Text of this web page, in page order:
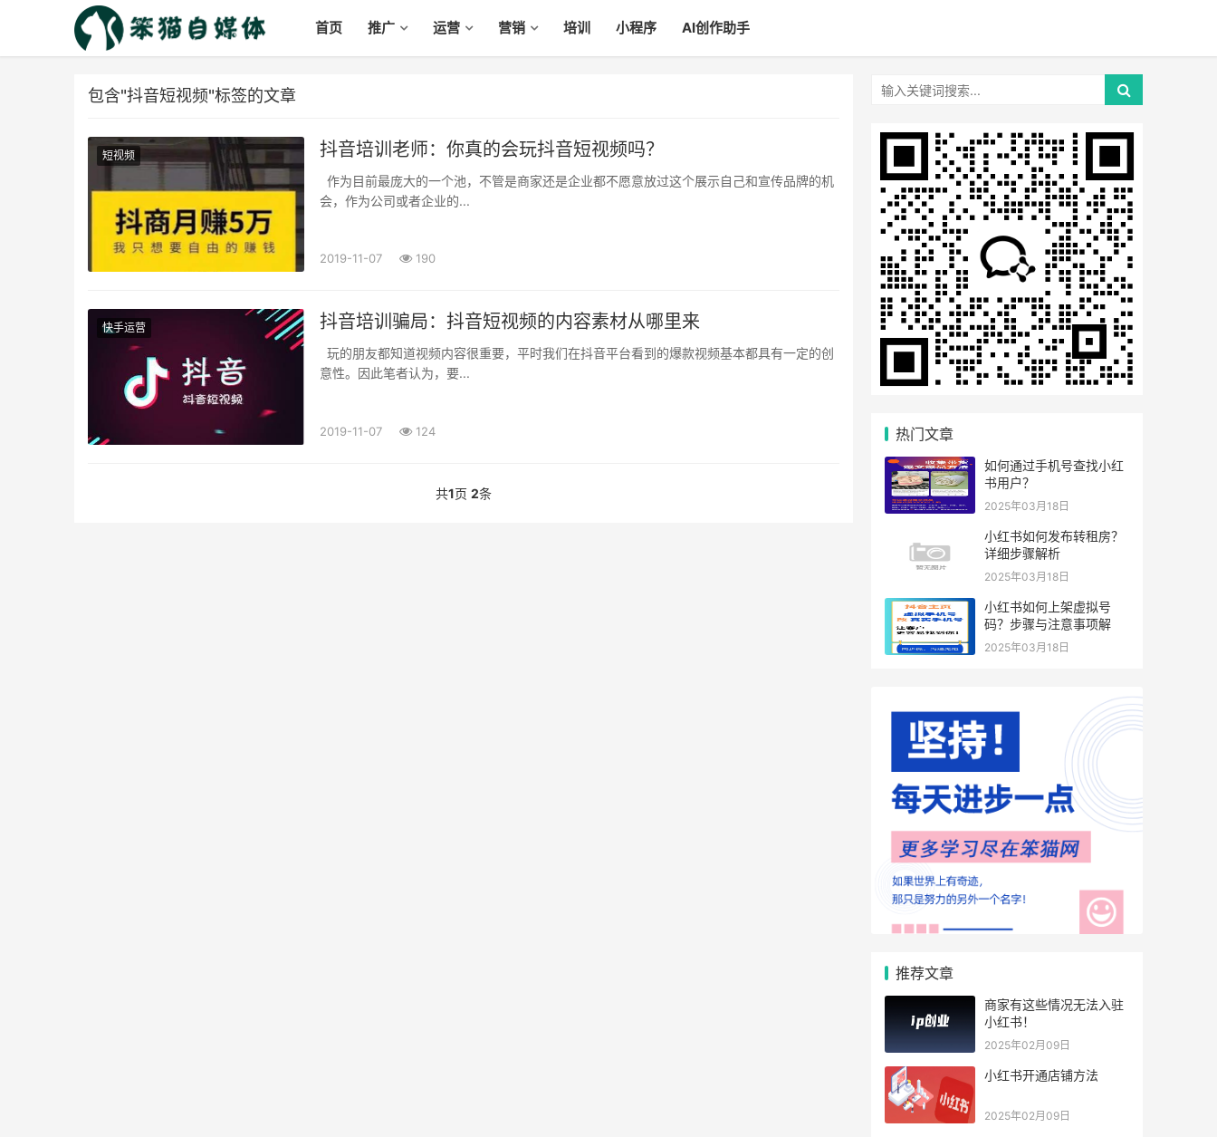
首页 推广 运营 营销 培训 小程序 AI创作助手
包含"抖音短视频"标签的文章
短视频 抖音培训老师：你真的会玩抖音短视频吗？
会，作为公司或者企业的...
2019-11-07 190
快手运营 抖音培训骗局：抖音短视频的内容素材从哪里来
意性。因此笔者认为，要...
2019-11-07 124
共1页 2条
热门文章
如何通过手机号查找小红
书用户？
2025年03月18日
小红书如何发布转租房？
详细步骤解析
2025年03月18日
小红书如何上架虚拟号
码？步骤与注意事项解
2025年03月18日
推荐文章
商家有这些情况无法入驻
小红书！
2025年02月09日
小红书开通店铺方法
2025年02月09日